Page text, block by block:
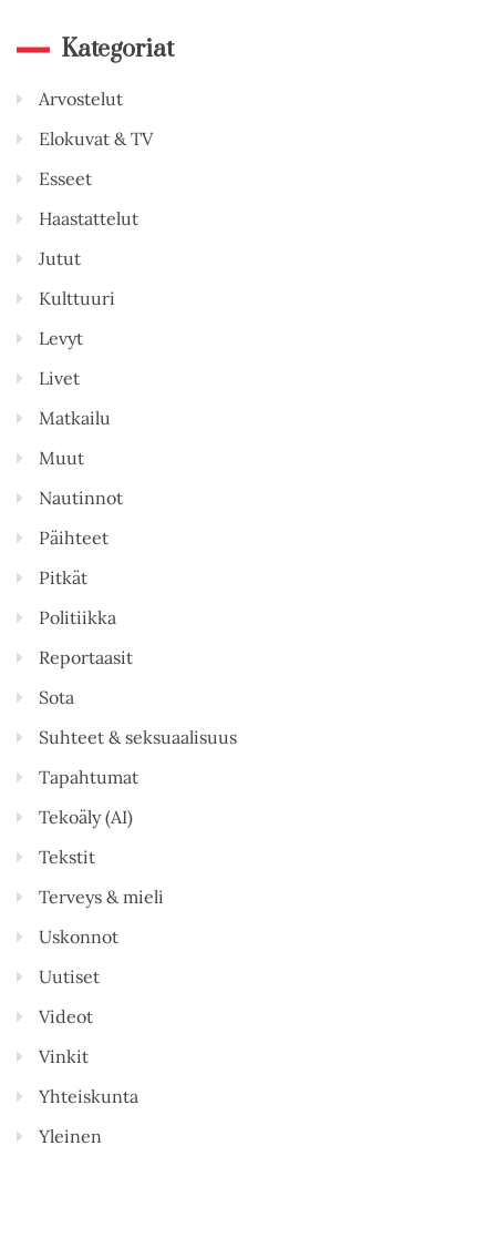
Kategoriat
Arvostelut
Elokuvat & TV
Esseet
Haastattelut
Jutut
Kulttuuri
Levyt
Livet
Matkailu
Muut
Nautinnot
Päihteet
Pitkät
Politiikka
Reportaasit
Sota
Suhteet & seksuaalisuus
Tapahtumat
Tekoäly (AI)
Tekstit
Terveys & mieli
Uskonnot
Uutiset
Videot
Vinkit
Yhteiskunta
Yleinen